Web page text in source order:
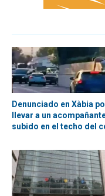
Denunciado en Xàbia
llevar a un
subido en el techo del